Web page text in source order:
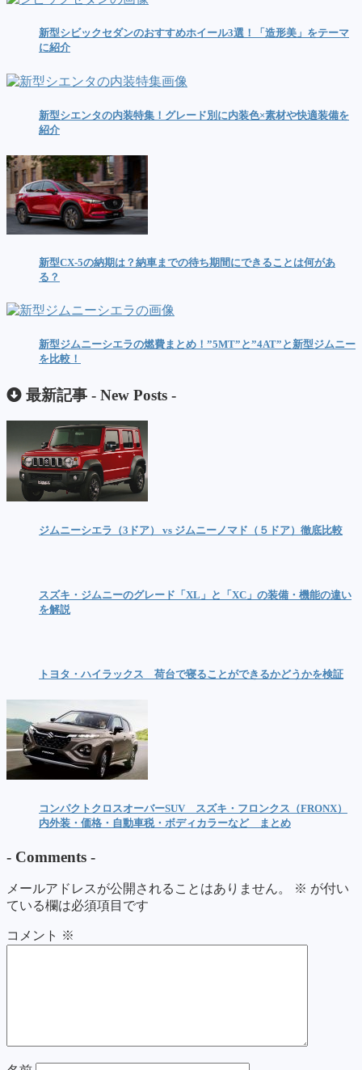
新型シビックセダンのおすすめホイール3選！「造形美」をテーマ
に紹介
新型シエンタの内装特集！グレード別に内装色×素材や快適装備を
紹介
新型CX-5の納期は？納車までの待ち期間にできることは何があ
る？
新型ジムニーシエラの燃費まとめ！”5MT”と”4AT”と新型ジムニー
を比較！
最新記事 - New Posts -
ジムニーシエラ（3ドア） vs ジムニーノマド（５ドア）徹底比較
スズキ・ジムニーのグレード「XL」と「XC」の装備・機能の違い
を解説
トヨタ・ハイラックス 荷台で寝ることができるかどうかを検証
コンパクトクロスオーバーSUV スズキ・フロンクス（FRONX）
内外装・価格・自動車税・ボディカラーなど まとめ
- Comments -
メールアドレスが公開されることはありません。 ※ が付い
ている欄は必須項目です
コメント ※